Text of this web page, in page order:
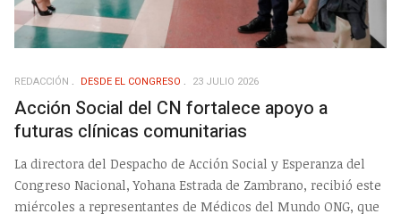
REDACCIÓN DESDE EL CONGRESO 23 JULIO 2026
Acción Social del CN fortalece apoyo a
futuras clínicas comunitarias
La directora del Despacho de Acción Social y Esperanza del
Congreso Nacional, Yohana Estrada de Zambrano, recibió este
miércoles a representantes de Médicos del Mundo ONG, que